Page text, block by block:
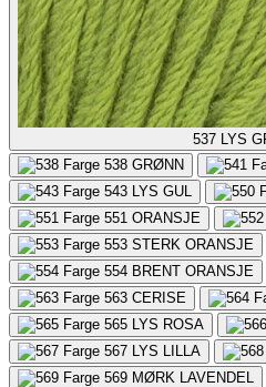
537 LYS
538 GRØNN
543 LYS GUL
551 ORANSJE
553 STERK ORANSJE
554 BRENT ORANSJE
563 CERISE
565 LYS ROSA
567 LYS LILLA
569 MØRK LAVENDEL